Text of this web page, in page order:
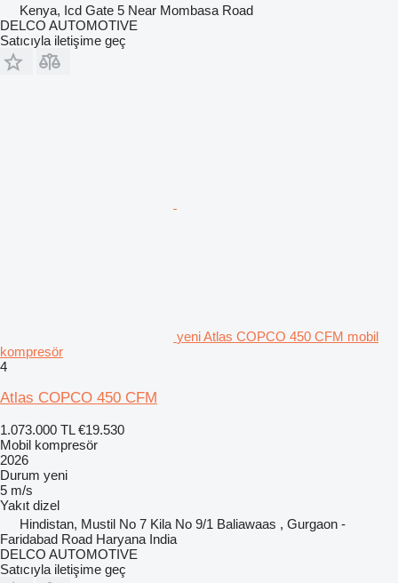
Kenya, Icd Gate 5 Near Mombasa Road
DELCO AUTOMOTIVE
Satıcıyla iletişime geç
yeni Atlas COPCO 450 CFM mobil
kompresör
4
Atlas COPCO 450 CFM
1.073.000 TL €19.530
Mobil kompresör
2026
Durum yeni
5 m/s
Yakıt dizel
Hindistan, Mustil No 7 Kila No 9/1 Baliawaas , Gurgaon -
Faridabad Road Haryana India
DELCO AUTOMOTIVE
Satıcıyla iletişime geç